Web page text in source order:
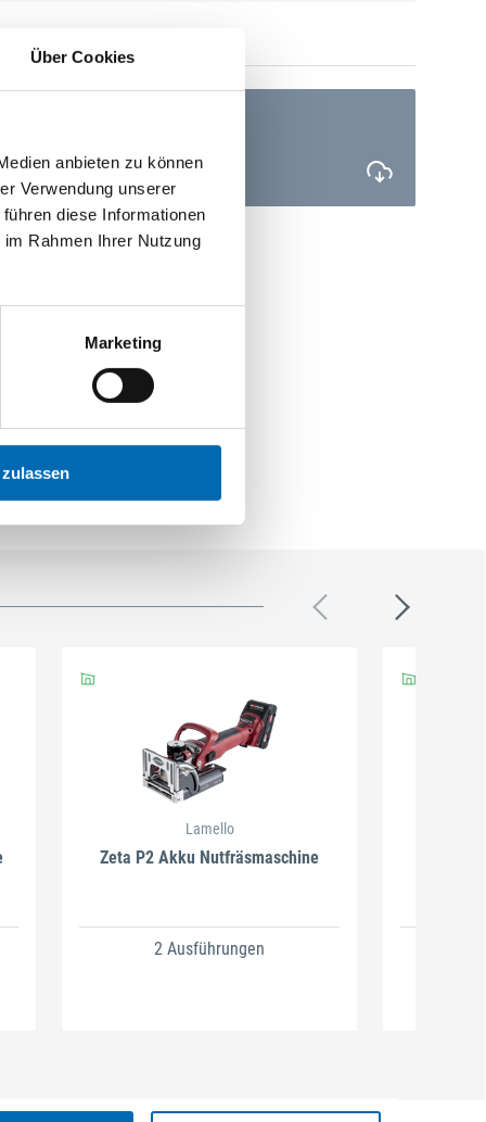
Über Cookies
anbieten zu können
Verwendung unserer
diese Informationen
Rahmen Ihrer Nutzung
Marketing
Lamello
Zeta P2 Akku Nutfräsmaschine
2 Ausführungen